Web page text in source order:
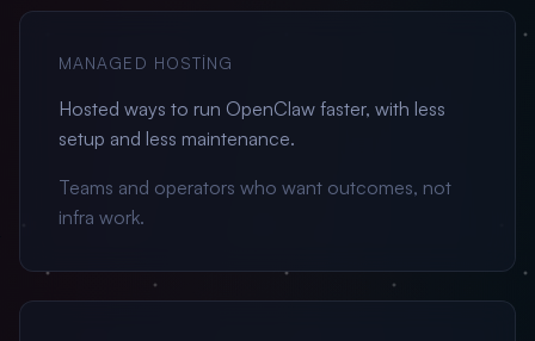
MANAGED HOSTING
Hosted ways to run OpenClaw faster, with less
setup and less maintenance.
Teams and operators who want outcomes, not
infra work.